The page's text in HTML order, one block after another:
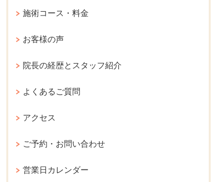
施術コース・料金
お客様の声
院長の経歴とスタッフ紹介
よくあるご質問
アクセス
ご予約・お問い合わせ
営業日カレンダー